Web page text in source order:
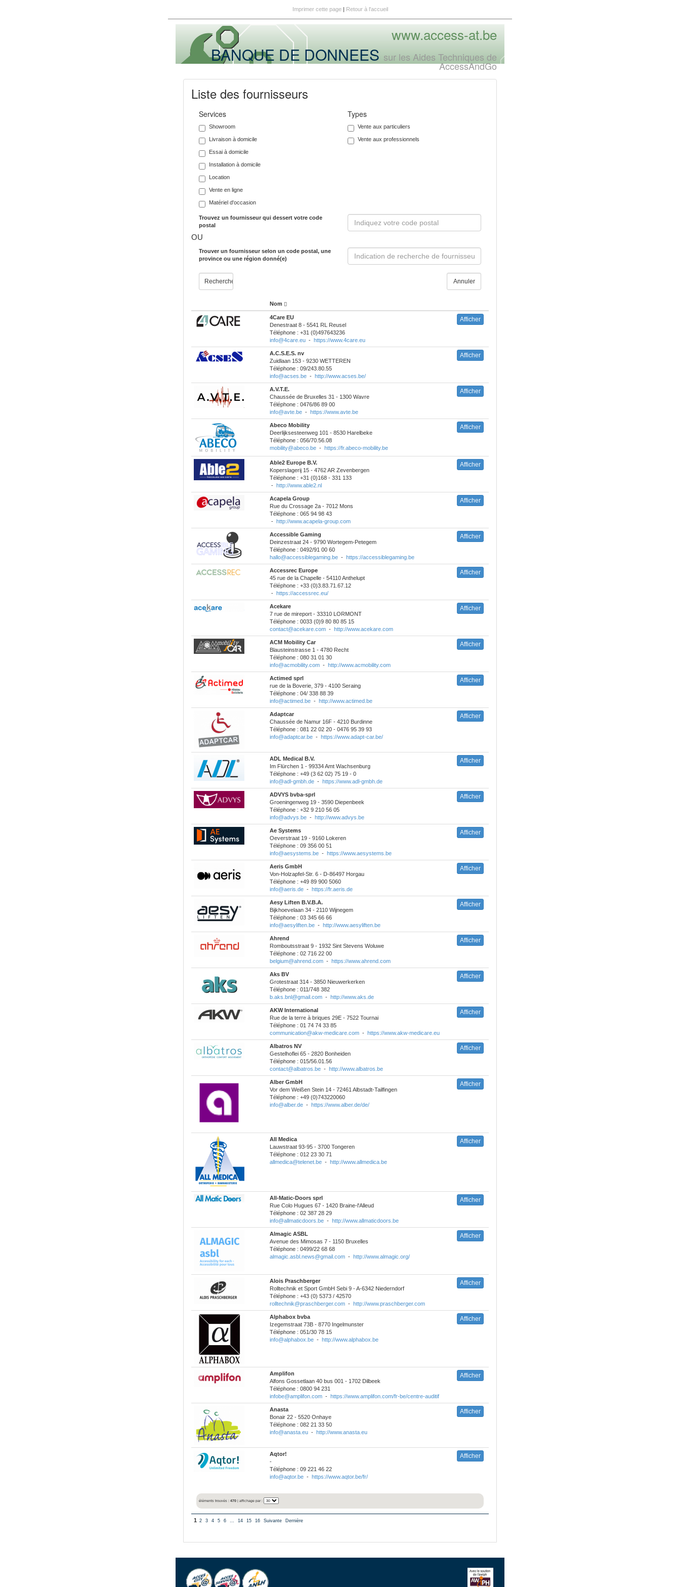
Imprimer cette page | Retour à l'accueil
www.access-at.be
BANQUE DE DONNEESsur les Aides Techniques de
AccessAndGo
Liste des fournisseurs
Services
Showroom
Livraison à domicile
Essai à domicile
Installation à domicile
Location
Vente en ligne
Matériel d'occasion
Types
Vente aux particuliers
Vente aux professionnels
Trouvez un fournisseur qui dessert votre code
postal
OU
Trouver un fournisseur selon un code postal, une
province ou une région donné(e)
Annuler
Nom
4Care EU
Denestraat 8 - 5541 RL Reusel
Téléphone : +31 (0)497643236
info@4care.eu- https://www.4care.eu
Afficher
A.C.S.E.S. nv
Zuidlaan 153 - 9230 WETTEREN
Téléphone : 09/243.80.55
info@acses.be- http://www.acses.be/
Afficher
A.V.T.E.
Chaussée de Bruxelles 31 - 1300 Wavre
Téléphone : 0476/86 89 00
info@avte.be- https://www.avte.be
Afficher
Abeco Mobility
Deerlijksesteenweg 101 - 8530 Harelbeke
Téléphone : 056/70.56.08
mobility@abeco.be- https://fr.abeco-mobility.be
Afficher
Able2 Europe B.V.
Koperslagerij 15 - 4762 AR Zevenbergen
Téléphone : +31 (0)168 - 331 133
- http://www.able2.nl
Afficher
Acapela Group
Rue du Crossage 2a - 7012 Mons
Téléphone : 065 94 98 43
- http://www.acapela-group.com
Afficher
Accessible Gaming
Deinzestraat 24 - 9790 Wortegem-Petegem
Téléphone : 0492/91 00 60
hallo@accessiblegaming.be- https://accessiblegaming.be
Afficher
Accessrec Europe
45 rue de la Chapelle - 54110 Anthelupt
Téléphone : +33 (0)3.83.71.67.12
- https://accessrec.eu/
Afficher
Acekare
7 rue de mireport - 33310 LORMONT
Téléphone : 0033 (0)9 80 80 85 15
contact@acekare.com- http://www.acekare.com
Afficher
ACM Mobility Car
Blausteinstrasse 1 - 4780 Recht
Téléphone : 080 31 01 30
info@acmobility.com- http://www.acmobility.com
Afficher
Actimed sprl
rue de la Boverie, 379 - 4100 Seraing
Téléphone : 04/ 338 88 39
info@actimed.be- http://www.actimed.be
Afficher
Adaptcar
Chaussée de Namur 16F - 4210 Burdinne
Téléphone : 081 22 02 20 - 0476 95 39 93
info@adaptcar.be- https://www.adapt-car.be/
Afficher
ADL Medical B.V.
Im Flürchen 1 - 99334 Amt Wachsenburg
Téléphone : +49 (3 62 02) 75 19 - 0
info@adl-gmbh.de- https://www.adl-gmbh.de
Afficher
ADVYS bvba-sprl
Groeningenweg 19 - 3590 Diepenbeek
Téléphone : +32 9 210 56 05
info@advys.be- http://www.advys.be
Afficher
Ae Systems
Oeverstraat 19 - 9160 Lokeren
Téléphone : 09 356 00 51
info@aesystems.be- https://www.aesystems.be
Afficher
Aeris GmbH
Von-Holzapfel-Str. 6 - D-86497 Horgau
Téléphone : +49 89 900 5060
info@aeris.de- https://fr.aeris.de
Afficher
Aesy Liften B.V.B.A.
Bijkhoevelaan 34 - 2110 Wijnegem
Téléphone : 03 345 66 66
info@aesyliften.be- http://www.aesyliften.be
Afficher
Ahrend
Romboutsstraat 9 - 1932 Sint Stevens Woluwe
Téléphone : 02 716 22 00
belgium@ahrend.com- https://www.ahrend.com
Afficher
Aks BV
Grotestraat 314 - 3850 Nieuwerkerken
Téléphone : 011/748 382
b.aks.bnl@gmail.com- http://www.aks.de
Afficher
AKW International
Rue de la terre à briques 29E - 7522 Tournai
Téléphone : 01 74 74 33 85
communication@akw-medicare.com- https://www.akw-medicare.eu
Afficher
Albatros NV
Gestelhoflei 65 - 2820 Bonheiden
Téléphone : 015/56.01.56
contact@albatros.be- http://www.albatros.be
Afficher
Alber GmbH
Vor dem Weißen Stein 14 - 72461 Albstadt-Tailfingen
Téléphone : +49 (0)743220060
info@alber.de- https://www.alber.de/de/
Afficher
All Medica
Lauwstraat 93-95 - 3700 Tongeren
Téléphone : 012 23 30 71
allmedica@telenet.be- http://www.allmedica.be
Afficher
All-Matic-Doors sprl
Rue Colo Hugues 67 - 1420 Braine-l'Alleud
Téléphone : 02 387 28 29
info@allmaticdoors.be- http://www.allmaticdoors.be
Afficher
Almagic ASBL
Avenue des Mimosas 7 - 1150 Bruxelles
Téléphone : 0499/22 68 68
almagic.asbl.news@gmail.com- http://www.almagic.org/
Afficher
Alois Praschberger
Rolltechnik et Sport GmbH Sebi 9 - A-6342 Niederndorf
Téléphone : +43 (0) 5373 / 42570
rolltechnik@praschberger.com- http://www.praschberger.com
Afficher
Alphabox bvba
Izegemstraat 73B - 8770 Ingelmunster
Téléphone : 051/30 78 15
info@alphabox.be- http://www.alphabox.be
Afficher
Amplifon
Alfons Gossetlaan 40 bus 001 - 1702 Dilbeek
Téléphone : 0800 94 231
infobe@amplifon.com- https://www.amplifon.com/fr-be/centre-auditif
Afficher
Anasta
Bonair 22 - 5520 Onhaye
Téléphone : 082 21 33 50
info@anasta.eu- http://www.anasta.eu
Afficher
Aqtor!
-
Téléphone : 09 221 46 22
info@aqtor.be- https://www.aqtor.be/fr/
Afficher
éléments trouvés : 470| affichage par :
1 2 3 4 5 6 14 15 16 Suivante Dernière